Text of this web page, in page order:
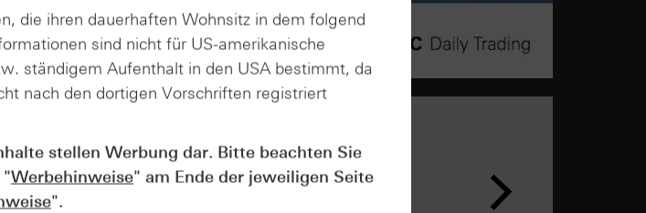
bleibt der DAX® in
- ntv Zertifikate
die ihren dauerhaften Wohnsitz in dem folgend
sind nicht für US-amerikanische
ständigem Aufenthalt in den USA bestimmt, da
nach den dortigen Vorschriften registriert
stellen Werbung dar. Bitte beachten Sie
"Werbehinweise" am Ende der jeweiligen Seite
".